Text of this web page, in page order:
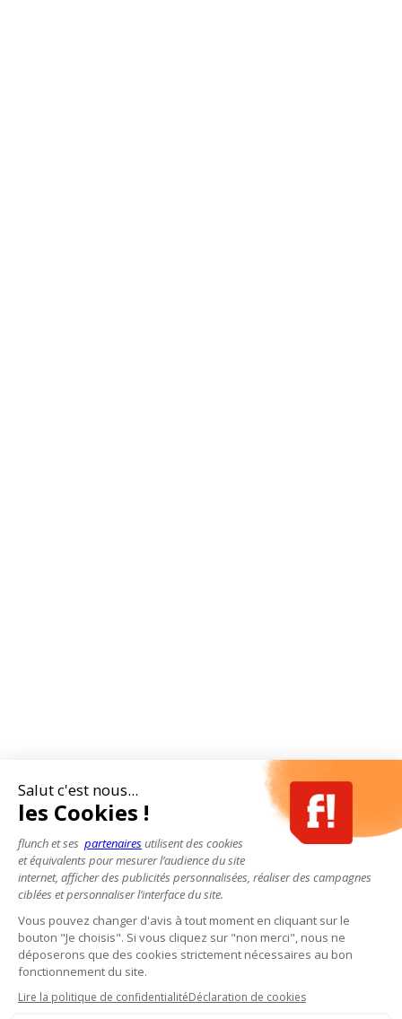
Salut c'est nous...
les Cookies !
flunch et ses partenairesutilisent des cookies
et équivalents pour mesurer l’audience du site
internet, afficher des publicités personnalisées, réaliser des campagnes
ciblées et personnaliser l’interface du site.
Vous pouvez changer d'avis à tout moment en cliquant sur le
bouton "Je choisis". Si vous cliquez sur "non merci", nous ne
déposerons que des cookies strictement nécessaires au bon
fonctionnement du site.
Lire la politique de confidentialitéDéclaration de cookies